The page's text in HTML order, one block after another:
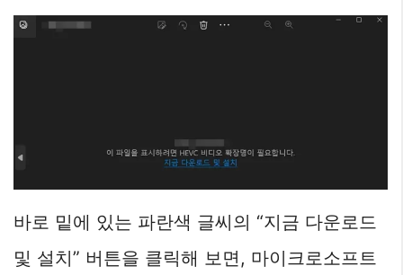
바로 밑에 있는 파란색 글씨의 “지금 다운로드
및 설치” 버튼을 클릭해 보면, 마이크로소프트